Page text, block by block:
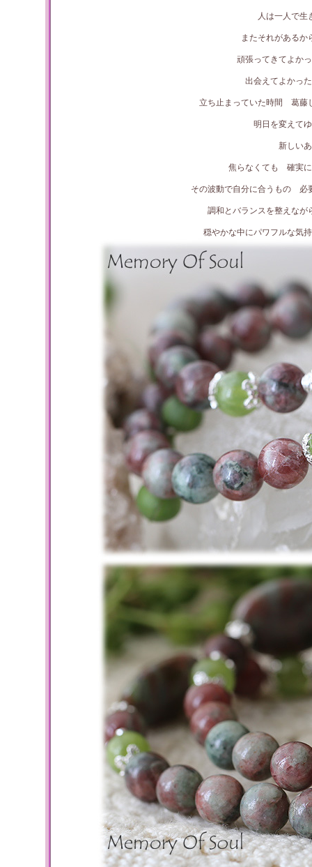
人は一人で
またそれがある
頑張ってきてよか
出会えてよかっ
立ち止まっていた時間 葛藤
明日を変えて
新しい
焦らなくても 確実に
その波動で自分に合うもの 必
調和とバランスを整えな
穏やかな中にパワフルな気